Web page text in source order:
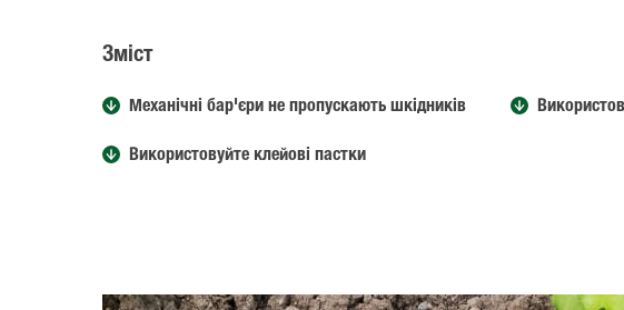
Зміст
Механічні бар'єри не пропускають шкідників
Використовуйте клейові пастки